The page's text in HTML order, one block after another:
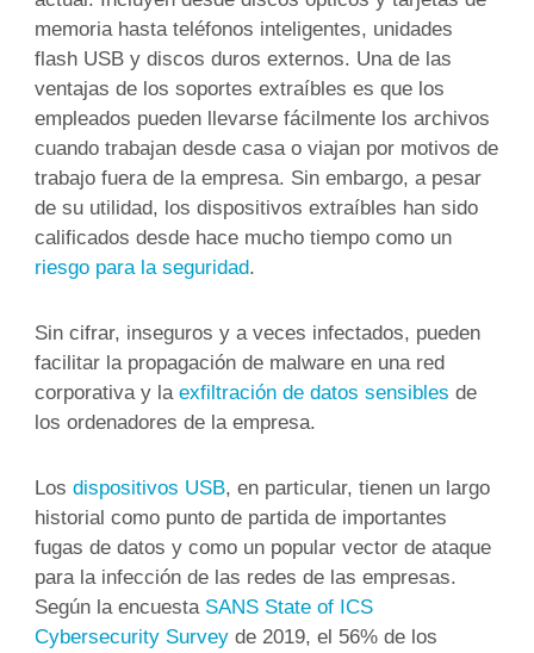
memoria hasta teléfonos inteligentes, unidades
flash USB y discos duros externos. Una de las
ventajas de los soportes extraíbles es que los
empleados pueden llevarse fácilmente los archivos
cuando trabajan desde casa o viajan por motivos de
trabajo fuera de la empresa. Sin embargo, a pesar
de su utilidad, los dispositivos extraíbles han sido
calificados desde hace mucho tiempo como un
riesgo para la seguridad.
Sin cifrar, inseguros y a veces infectados, pueden
facilitar la propagación de malware en una red
corporativa y la exfiltración de datos sensibles de
los ordenadores de la empresa.
Los dispositivos USB, en particular, tienen un largo
historial como punto de partida de importantes
fugas de datos y como un popular vector de ataque
para la infección de las redes de las empresas.
Según la encuesta SANS State of ICS
Cybersecurity Surveyde 2019, el 56% de los